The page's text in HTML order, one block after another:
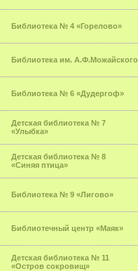
Библиотека № 4 «Горелово»
Библиотека им. А.Ф.Можайского
Библиотека № 6 «Дудергоф»
Детская библиотека № 7
«Улыбка»
Детская библиотека № 8
«Синяя птица»
Библиотека № 9 «Лигово»
Библиотечный центр «Маяк»
Детская библиотека № 11
«Остров сокровищ»